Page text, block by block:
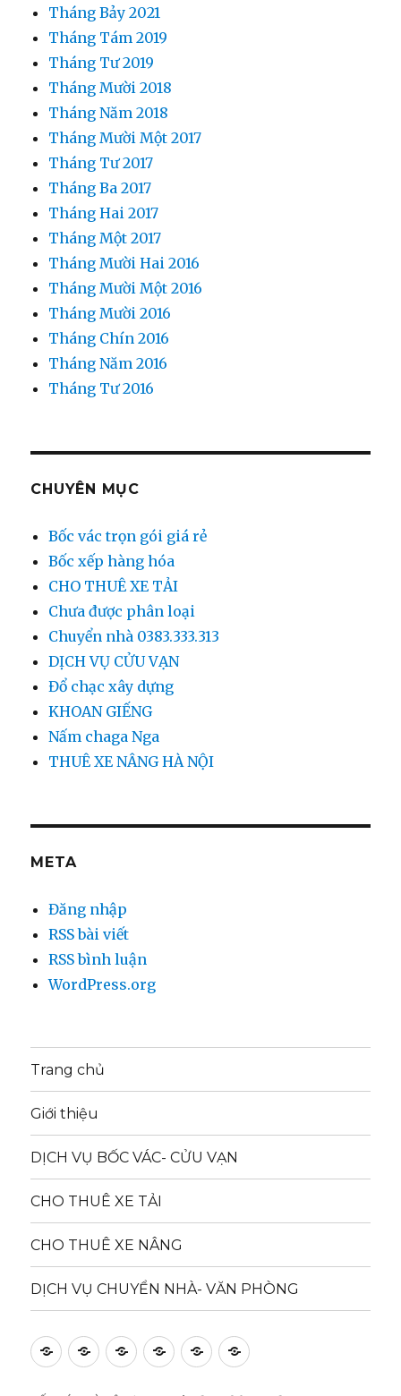
Tháng Bảy 2021
Tháng Tám 2019
Tháng Tư 2019
Tháng Mười 2018
Tháng Năm 2018
Tháng Mười Một 2017
Tháng Tư 2017
Tháng Ba 2017
Tháng Hai 2017
Tháng Một 2017
Tháng Mười Hai 2016
Tháng Mười Một 2016
Tháng Mười 2016
Tháng Chín 2016
Tháng Năm 2016
Tháng Tư 2016
CHUYÊN MỤC
Bốc vác trọn gói giá rẻ
Bốc xếp hàng hóa
CHO THUÊ XE TẢI
Chưa được phân loại
Chuyển nhà 0383.333.313
DỊCH VỤ CỬU VẠN
Đổ chạc xây dựng
KHOAN GIẾNG
Nấm chaga Nga
THUÊ XE NÂNG HÀ NỘI
META
Đăng nhập
RSS bài viết
RSS bình luận
WordPress.org
Trang chủ
Giới thiệu
DỊCH VỤ BỐC VÁC- CỬU VẠN
CHO THUÊ XE TẢI
CHO THUÊ XE NÂNG
DỊCH VỤ CHUYỂN NHÀ- VĂN PHÒNG
TrangGiới DỊCHCHO CHO DỊCH